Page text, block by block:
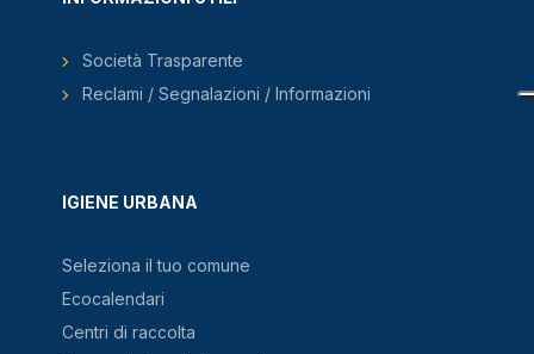
IGIENE URBANA
Seleziona il tuo comune
Ecocalendari
Centri di raccolta
Società Trasparente
Reclami / Segnalazioni / Informazioni